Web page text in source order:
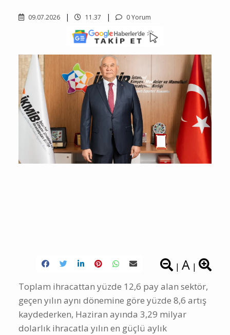
09.07.2026 11.37 0 Yorum
| A |
Toplam ihracattan yüzde 12,6 pay alan sektör,
geçen yılın aynı dönemine göre yüzde 8,6 artış
kaydederken, Haziran ayında 3,29 milyar
dolarlık ihracatla yılın en güçlü aylık